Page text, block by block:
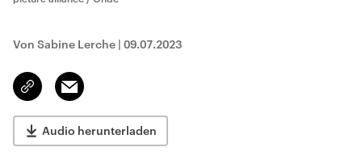
Von Sabine Lerche | 09.07.2023
Link
kopieren/teilen
Email
Audio herunterladen